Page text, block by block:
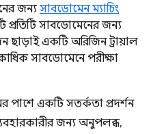
জন্য সাবডোমেন ম্যাচিং
সাবডোমেনের জন্য
একটি অরিজিন ট্রায়াল
সাবডোমেনে পরীক্ষা
পাশে একটি সতর্কতা প্রদর্শন
জন্য অনুপলব্ধ,